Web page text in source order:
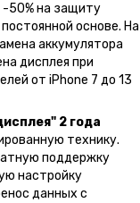
-50% на защиту
основе. На
аккумулятора
дисплея при
от iPhone 7 до 13
2 года
технику.
поддержку
настройку
данных с